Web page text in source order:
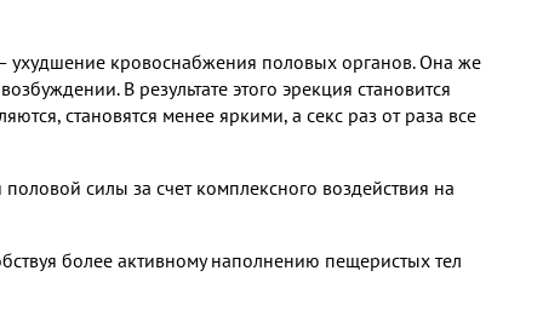
ухудшение кровоснабжения половых органов. Она же
В результате этого эрекция становится
становятся менее яркими, а секс раз от раза все
силы за счет комплексного воздействия на
более активному наполнению пещеристых тел